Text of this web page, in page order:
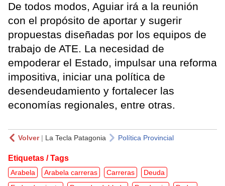
De todos modos, Aguiar irá a la reunión
con el propósito de aportar y sugerir
propuestas diseñadas por los equipos de
trabajo de ATE. La necesidad de
empoderar el Estado, impulsar una reforma
impositiva, iniciar una política de
desendeudamiento y fortalecer las
economías regionales, entre otras.
Volver| La Tecla Patagonia Política Provincial
Etiquetas / Tags
Arabela Arabela carreras Carreras
Deuda